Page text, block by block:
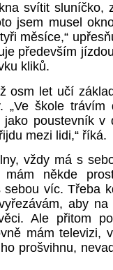
svítit sluníčko,
jsem musel
měsíce,“
především
kliků.
osm let učí
„Ve škole
poustevník v
mezi lidi,“ říká.
vždy má s
mám někde
víc. Třeba
aby na
Ale přitom
mám televizi,
prošvihnu,